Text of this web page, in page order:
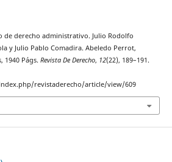
de derecho administrativo. Julio Rodolfo
y Julio Pablo Comadira. Abeledo Perrot,
1940 Págs. Revista De Derecho, 12(22), 189–191.
revistaderecho/article/view/609